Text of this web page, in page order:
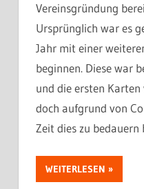
Vereinsgründung
Ursprünglich war es
Jahr mit einer
beginnen. Diese war
und die ersten
doch aufgrund von
Zeit dies zu bedauern
WEITERLESEN